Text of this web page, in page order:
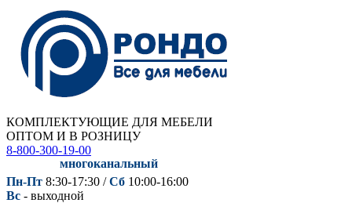
КОМПЛЕКТУЮЩИЕ ДЛЯ МЕБЕЛИ
ОПТОМ И В РОЗНИЦУ
8-800-300-19-00
многоканальный
Пн-Пт 8:30-17:30 /Сб 10:00-16:00
Вс - выходной